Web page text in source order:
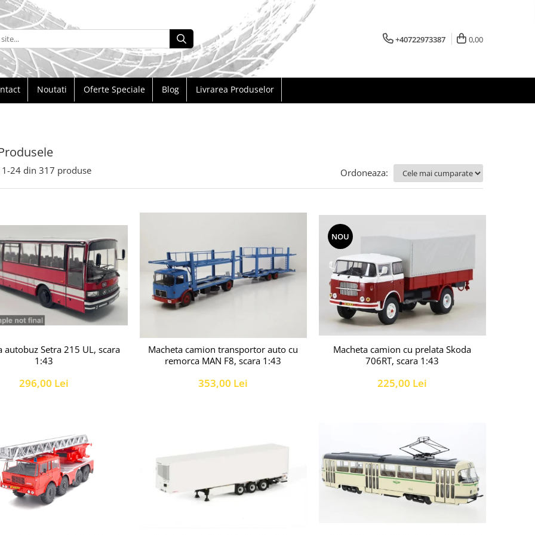
+40722973387 0,00
Noutati Oferte Speciale Blog Livrarea Produselor
1-24 din 317 produse Ordoneaza:
autobuz Setra 215 UL, scara
1:43
296,00 Lei
Macheta camion transportor auto cu
remorca MAN F8, scara 1:43
353,00 Lei
NOU
Macheta camion cu prelata Skoda
706RT, scara 1:43
225,00 Lei